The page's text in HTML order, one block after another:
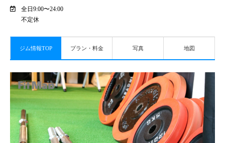
全日9:00〜24:00
不定休
ジム情報TOP プラン・料金 写真 地図